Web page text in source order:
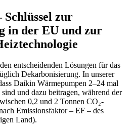
zur
in der EU und zur
entscheidenden Lösungen für das
Dekarbonisierung. In unserer
Daikin Wärmepumpen 2–24 mal
und dazu beitragen, während der
0,2 und 2 Tonnen CO₂-
Emissionsfaktor – EF – des
Land).